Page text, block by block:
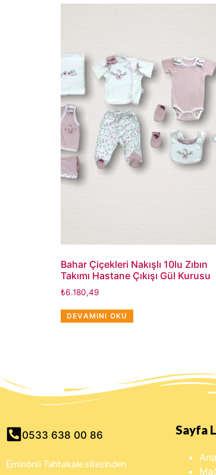
Bahar Çiçekleri Nakışlı 10lu Zıbın
Takımı Hastane Çıkışı Gül Kurusu
₺6.180,49
DEVAMINI OKU
0533 638 00 86
Eminönü Tahtakale sitesinden
Sayfa